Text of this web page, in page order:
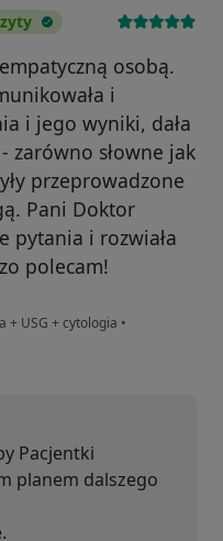
osobą.
i
i jego wyniki, dała
zarówno słowne jak
przeprowadzone
Pani Doktor
pytania i rozwiała
polecam!
+ USG + cytologia •
Pacjentki
planem dalszego